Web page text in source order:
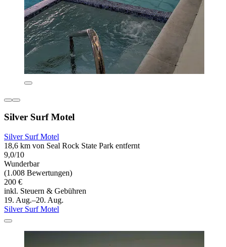
Silver Surf Motel
Silver Surf Motel
18,6 km von Seal Rock State Park entfernt
9,0/10
Wunderbar
(1.008 Bewertungen)
200 €
inkl. Steuern & Gebühren
19. Aug.–20. Aug.
Silver Surf Motel